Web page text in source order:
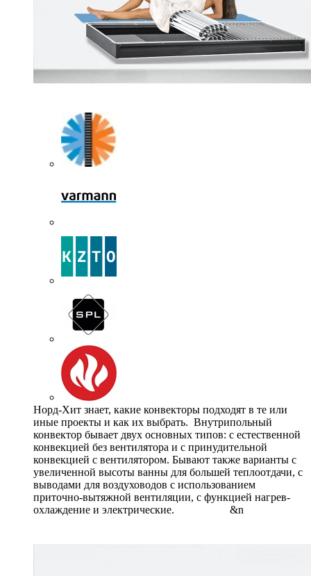
Норд-Хит знает, какие конвекторы подходят в те или
иные проекты и как их выбрать. Внутрипольный
конвектор бывает двух основных типов: с естественной
конвекцией без вентилятора и с принудительной
конвекцией с вентилятором. Бывают также варианты с
увеличенной высоты ванны для большей теплоотдачи, с
выводами для воздуховодов с использованием
приточно-вытяжной вентиляции, с функцией нагрев-
охлаждение и электрические. &n